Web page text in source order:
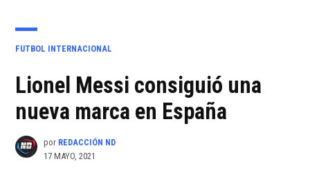
PUBLICADO
FUTBOL INTERNACIONAL
Lionel Messi consiguió una
nueva marca en España
por REDACCIÓN ND
17 MAYO, 2021